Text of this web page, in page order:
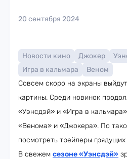
20 сентября 2024
Новости кино Джокер
Игра в кальмара
Веном
Совсем скоро на экраны
картины. Среди новинок
«Уэнсдэй» и «Игра в
«Венома» и «Джокера». По
посмотреть трейлеры грядущих
В свежем сезоне «Уэнсдэй»